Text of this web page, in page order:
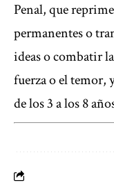
Penal, que
permanentes o
ideas o combatir
fuerza o el temor,
de los 3 a los 8